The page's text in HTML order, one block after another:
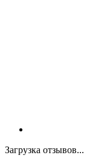
Загрузка отзывов...